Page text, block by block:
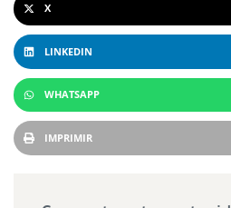
X
LINKEDIN
WHATSAPP
IMPRIMIR